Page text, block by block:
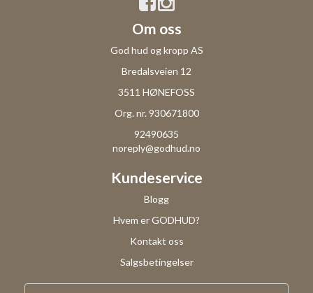
Om oss
God hud og kropp AS
Bredalsveien 12
3511 HØNEFOSS
Org. nr. 930671800
92490635
noreply@godhud.no
Kundeservice
Blogg
Hvem er GODHUD?
Kontakt oss
Salgsbetingelser